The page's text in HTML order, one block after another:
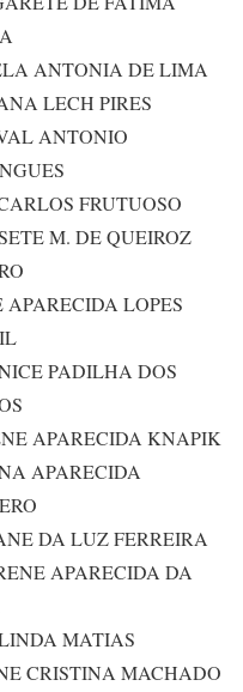
ANTONIA DE LIMA
LECH PIRES
ANTONIO
FRUTUOSO
M. DE QUEIROZ
APARECIDA LOPES
PADILHA DOS
APARECIDA KNAPIK
APARECIDA
DA LUZ FERREIRA
APARECIDA DA
MATIAS
CRISTINA MACHADO